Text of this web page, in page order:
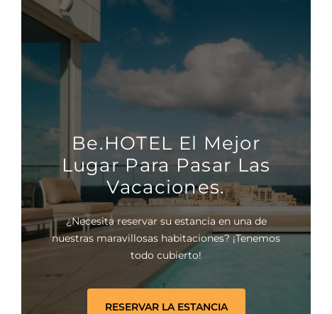
Be.HOTEL El Mejor
Lugar Para Pasar Las
Vacaciones.
¿Necesita reservar su estancia en una de
nuestras maravillosas habitaciones? ¡Tenemos
todo cubierto!
RESERVAR LA ESTANCIA